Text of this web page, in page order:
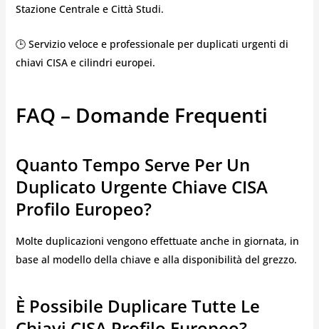
Stazione Centrale e Città Studi.
🕒 Servizio veloce e professionale per duplicati urgenti di
chiavi CISA e cilindri europei.
FAQ – Domande Frequenti
Quanto Tempo Serve Per Un
Duplicato Urgente Chiave CISA
Profilo Europeo?
Molte duplicazioni vengono effettuate anche in giornata, in
base al modello della chiave e alla disponibilità del grezzo.
È Possibile Duplicare Tutte Le